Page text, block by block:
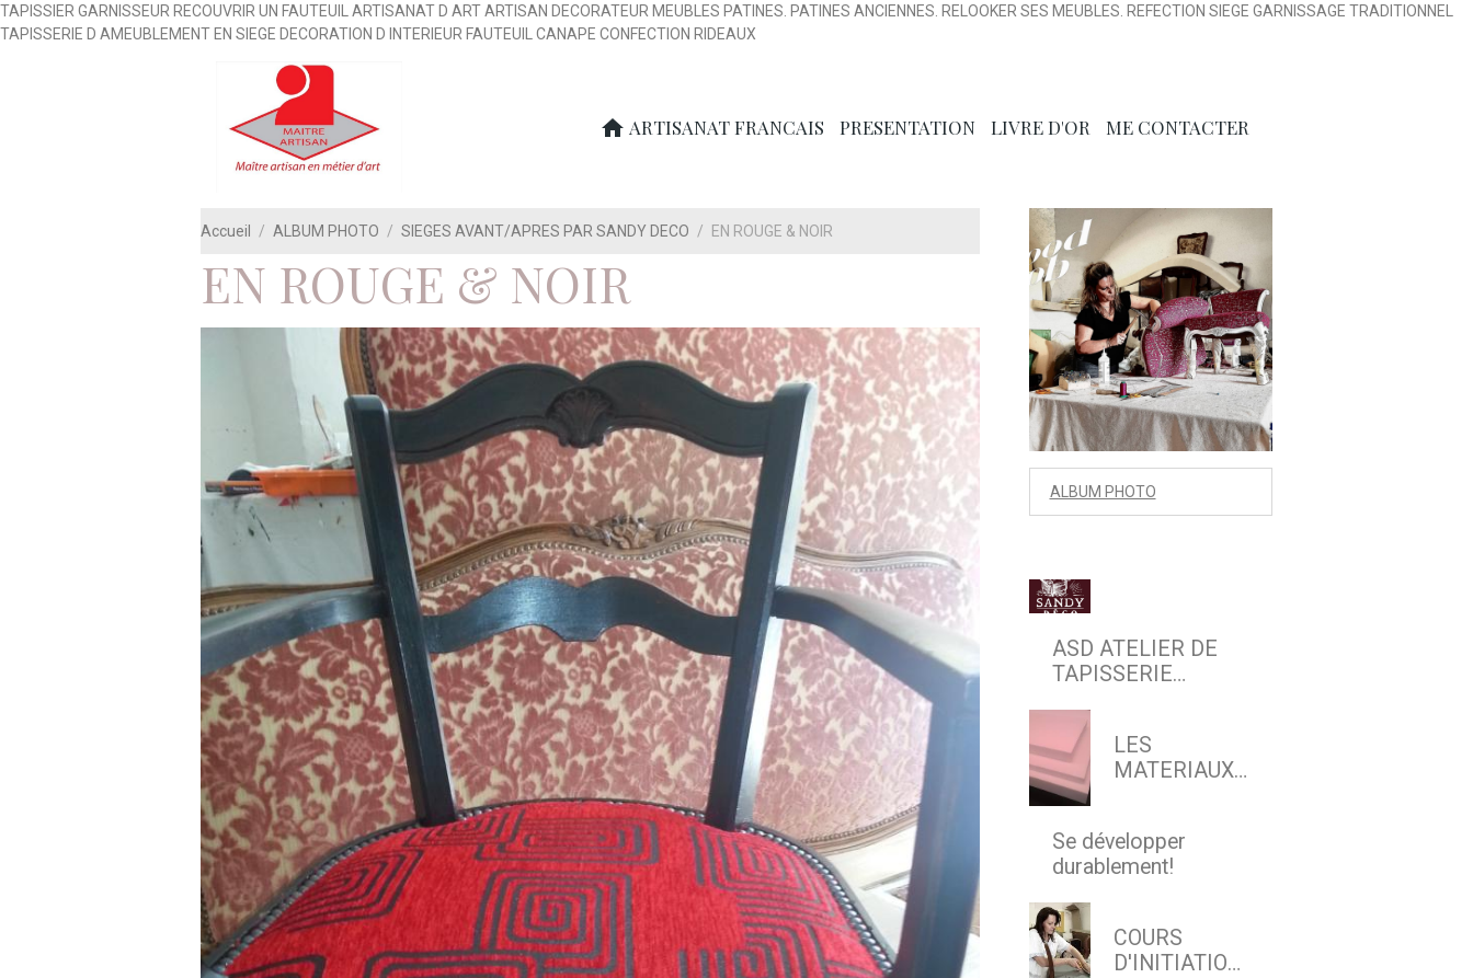
TAPISSIER GARNISSEUR RECOUVRIR UN FAUTEUIL ARTISANAT D ART ARTISAN DECORATEUR MEUBLES PATINES. PATINES ANCIENNES. RELOOKER SES MEUBLES. REFECTION SIEGE GARNISSAGE TRADITIONNEL
TAPISSERIE D AMEUBLEMENT EN SIEGE DECORATION D INTERIEUR FAUTEUIL CANAPE CONFECTION RIDEAUX
ARTISANAT FRANCAIS PRESENTATION LIVRE D'OR ME CONTACTER
Accueil ALBUM PHOTO SIEGES AVANT/APRES PAR SANDY DECO EN ROUGE & NOIR
EN ROUGE & NOIR
ALBUM PHOTO
ASD ATELIER DE
TAPISSERIE
EN SIEGE & DECOR
LES
MATERIAUX
Se développer
durablement!
COURS
D'INITIATION